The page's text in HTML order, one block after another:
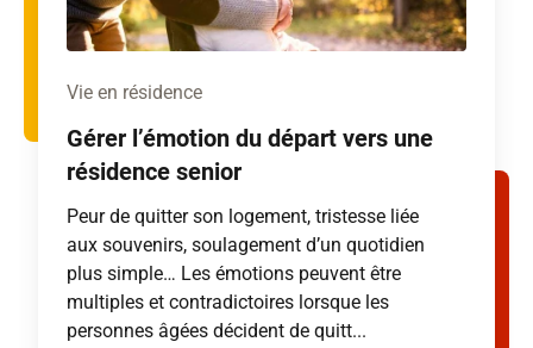
Vie en résidence
Gérer l’émotion du départ vers une
résidence senior
Peur de quitter son logement, tristesse liée
aux souvenirs, soulagement d’un quotidien
plus simple… Les émotions peuvent être
multiples et contradictoires lorsque les
personnes âgées décident de quitt...